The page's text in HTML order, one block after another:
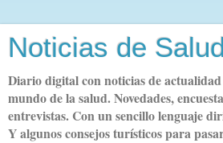
Noticias de
Diario digital con noticias de
mundo de la salud. Novedades,
entrevistas. Con un sencillo lenguaje
Y algunos consejos turísticos para